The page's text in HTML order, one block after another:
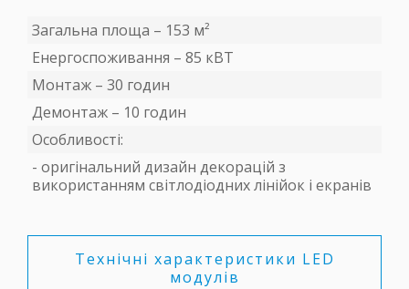
Загальна площа – 153 м²
Енергоспоживання – 85 кВТ
Монтаж – 30 годин
Демонтаж – 10 годин
Особливості:
- оригінальний дизайн декорацій з
використанням світлодіодних лінійок і екранів
Технічні характеристики LED
модулів